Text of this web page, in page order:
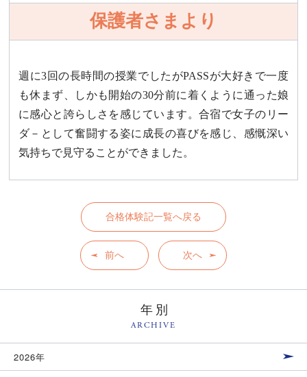
年別
ARCHIVE
2026年
保護者さまより
週に3回の長時間の授業でしたがPASSが大好きで一度
も休まず、しかも開始の30分前に着くように通った娘
に感心と誇らしさを感じています。合宿で女子のリー
ダ－として奮闘する姿に成長の喜びを感じ、感慨深い
気持ちで見守ることができました。
前へ
合格体験記一覧へ戻る
次へ